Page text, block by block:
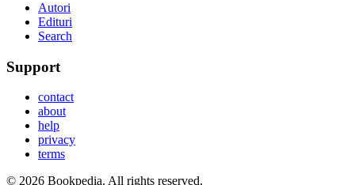
Autori
Edituri
Search
Support
contact
about
help
privacy
terms
© 2026 Bookpedia. All rights reserved.